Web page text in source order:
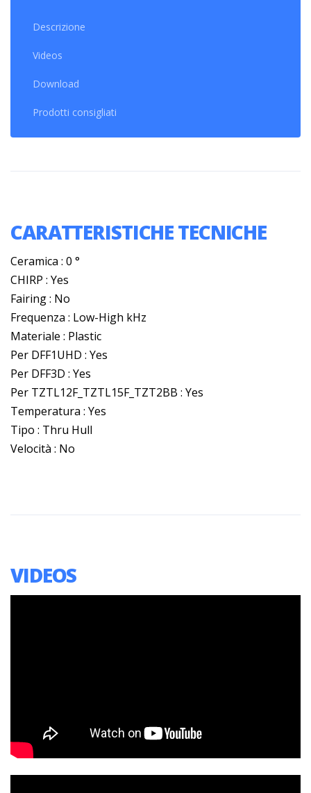
Descrizione
Videos
Download
Prodotti consigliati
CARATTERISTICHE TECNICHE
Ceramica : 0 °
CHIRP : Yes
Fairing : No
Frequenza : Low-High kHz
Materiale : Plastic
Per DFF1UHD : Yes
Per DFF3D : Yes
Per TZTL12F_TZTL15F_TZT2BB : Yes
Temperatura : Yes
Tipo : Thru Hull
Velocità : No
VIDEOS